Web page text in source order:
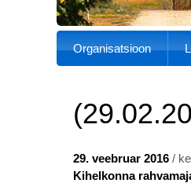
Organisatsioon
29. veebruar 2016 /
Kihelkonna